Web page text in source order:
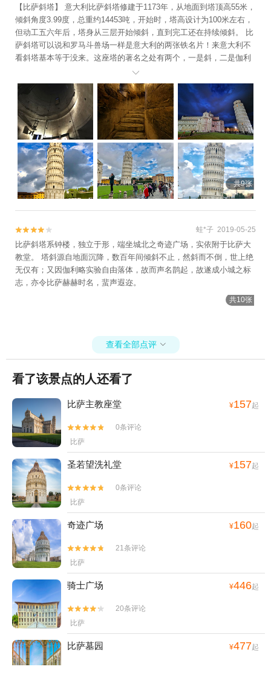
【比萨斜塔】 意大利比萨斜塔修建于1173年，从地面到塔顶高55米，
倾斜角度3.99度，总重约14453吨，开始时，塔高设计为100米左右，
但动工五六年后，塔身从三层开始倾斜，直到完工还在持续倾斜。 比
萨斜塔可以说和罗马斗兽场一样是意大利的两张铁名片！来意大利不
看斜塔基本等于没来。这座塔的著名之处有两个，一是斜，二是伽利
略那个两个铁球同时落地的实验。 门票：18欧（不在奇迹广场景点套
票内） 时间：每个月的登塔时间都不相同，具体参考官网，但10-17
点基本没问题。 地址：意大利-托斯卡纳省-比萨城 交通：比萨很小的
城，比镇子大不了太多，从火车站出来走路20分钟就到

共9张

 蛙*子 2019-05-25
比萨斜塔系钟楼，独立于形，端坐城北之奇迹广场，实依附于比萨大
教堂。 塔斜源自地面沉降，数百年间倾斜不止，然斜而不倒，世上绝
无仅有；又因伽利略实验自由落体，故而声名鹊起，故遂成小城之标
志，亦令比萨赫赫时名，蜚声遐迩。
共10张
查看全部点评 
看了该景点的人还看了
比萨主教座堂 ¥157起


0条评论
比萨
圣若望洗礼堂 ¥157起


0条评论
比萨
奇迹广场 ¥160起


21条评论
比萨
骑士广场 ¥446起


20条评论
比萨
比萨墓园 ¥477起